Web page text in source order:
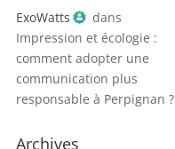
ExoWatts
dans
Impression et écologie :
comment adopter une
communication plus
responsable à Perpignan ?
Archives